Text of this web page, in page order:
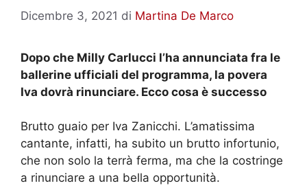
Dicembre 3, 2021 di Martina De Marco
Dopo che Milly Carlucci l’ha annunciata fra le
ballerine ufficiali del programma, la povera
Iva dovrà rinunciare. Ecco cosa è successo
Brutto guaio per Iva Zanicchi. L’amatissima
cantante, infatti, ha subito un brutto infortunio,
che non solo la terrà ferma, ma che la costringe
a rinunciare a una bella opportunità.